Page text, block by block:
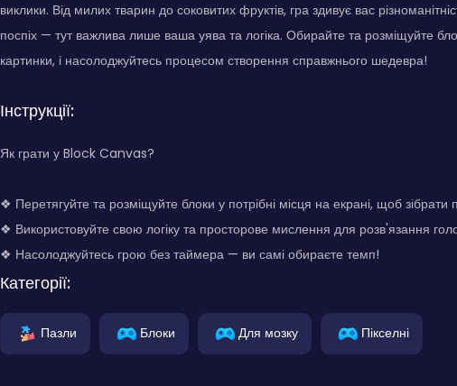
виклики. Від милих тварин до соковитих фруктів, гра здивує вас
поспіх — тут важлива лише ваша уява та логіка. Обирайте та розміщуйте
картинки, і насолоджуйтесь процесом створення справжнього шедевра!
Інструкції:
Як грати у Block Canvas?
❖ Перетягуйте та розміщуйте блоки у потрібні місця на екрані, щоб зібрати
❖ Використовуйте свою логіку та просторове мислення для розв'язання
❖ Насолоджуйтесь грою без таймера — ви самі обираєте темп!
Категорії:
Пазли Блоки Для мозку Пікселні